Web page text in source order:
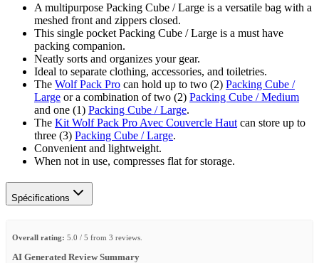
A multipurpose Packing Cube / Large is a versatile bag with a
meshed front and zippers closed.
This single pocket Packing Cube / Large is a must have
packing companion.
Neatly sorts and organizes your gear.
Ideal to separate clothing, accessories, and toiletries.
The Wolf Pack Pro can hold up to two (2) Packing Cube /
Large or a combination of two (2) Packing Cube / Medium
and one (1) Packing Cube / Large.
The Kit Wolf Pack Pro Avec Couvercle Haut can store up to
three (3) Packing Cube / Large.
Convenient and lightweight.
When not in use, compresses flat for storage.
Spécifications
Overall rating: 5.0 / 5 from 3 reviews.
AI Generated Review Summary